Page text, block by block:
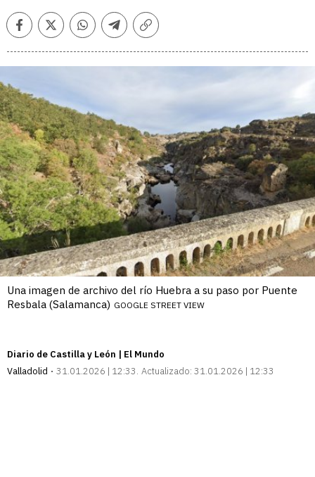
FacebookTwitterWhatsappTelegramCopiar
Una imagen de archivo del río Huebra a su paso por Puente
Resbala (Salamanca) GOOGLE STREET VIEW
Diario de Castilla y León | El Mundo
Valladolid
31.01.2026 | 12:33 Actualizado: 31.01.2026 | 12:33